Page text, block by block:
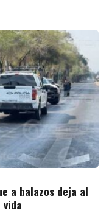
a balazos deja al